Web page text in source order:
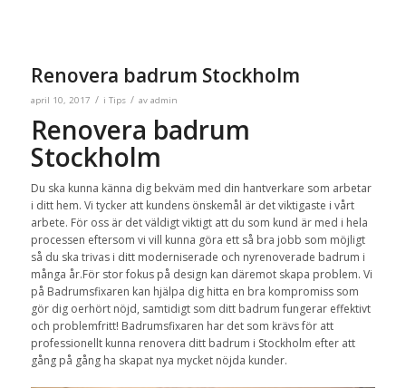
Renovera badrum Stockholm
april 10, 2017 / i Tips / av admin
Renovera badrum
Stockholm
Du ska kunna känna dig bekväm med din hantverkare som arbetar
i ditt hem. Vi tycker att kundens önskemål är det viktigaste i vårt
arbete. För oss är det väldigt viktigt att du som kund är med i hela
processen eftersom vi vill kunna göra ett så bra jobb som möjligt
så du ska trivas i ditt moderniserade och nyrenoverade badrum i
många år.För stor fokus på design kan däremot skapa problem. Vi
på Badrumsfixaren kan hjälpa dig hitta en bra kompromiss som
gör dig oerhört nöjd, samtidigt som ditt badrum fungerar effektivt
och problemfritt! Badrumsfixaren har det som krävs för att
professionellt kunna renovera ditt badrum i Stockholm efter att
gång på gång ha skapat nya mycket nöjda kunder.